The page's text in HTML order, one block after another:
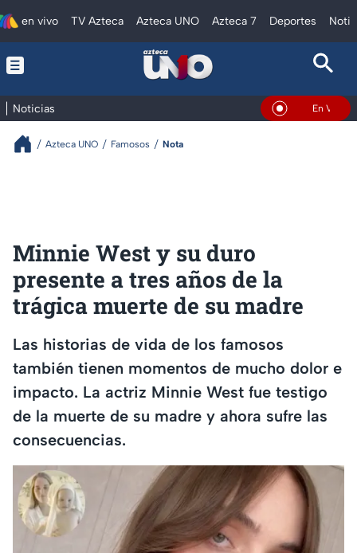
en vivo TV Azteca Azteca UNO Azteca 7 Deportes
Noticias En Vivo
Azteca UNO Famosos Nota
Minnie West y su duro
presente a tres años de la
trágica muerte de su madre
Las historias de vida de los famosos
también tienen momentos de mucho dolor e
impacto. La actriz Minnie West fue testigo
de la muerte de su madre y ahora sufre las
consecuencias.